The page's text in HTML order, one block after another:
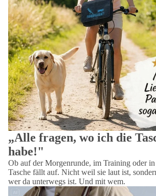
„Alle fragen, wo ich die
habe!"
Ob auf der Morgenrunde, im Training oder
Tasche fällt auf. Nicht weil sie laut ist,
wer da unterwegs ist. Und mit wem.